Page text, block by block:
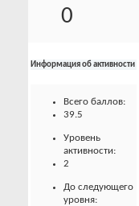
0
Информация об активности
Всего баллов:
39.5
Уровень
активности:
2
До следующего
уровня: